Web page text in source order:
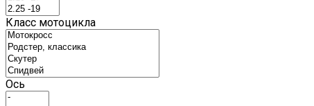
Класс мотоцикла
Ось